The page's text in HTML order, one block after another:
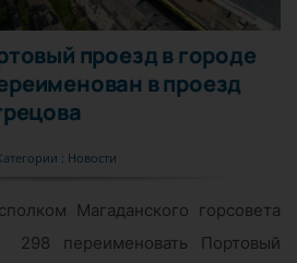
проезд в городе
в проезд
: Новости
Магаданского горсовета
переименовать Портовый